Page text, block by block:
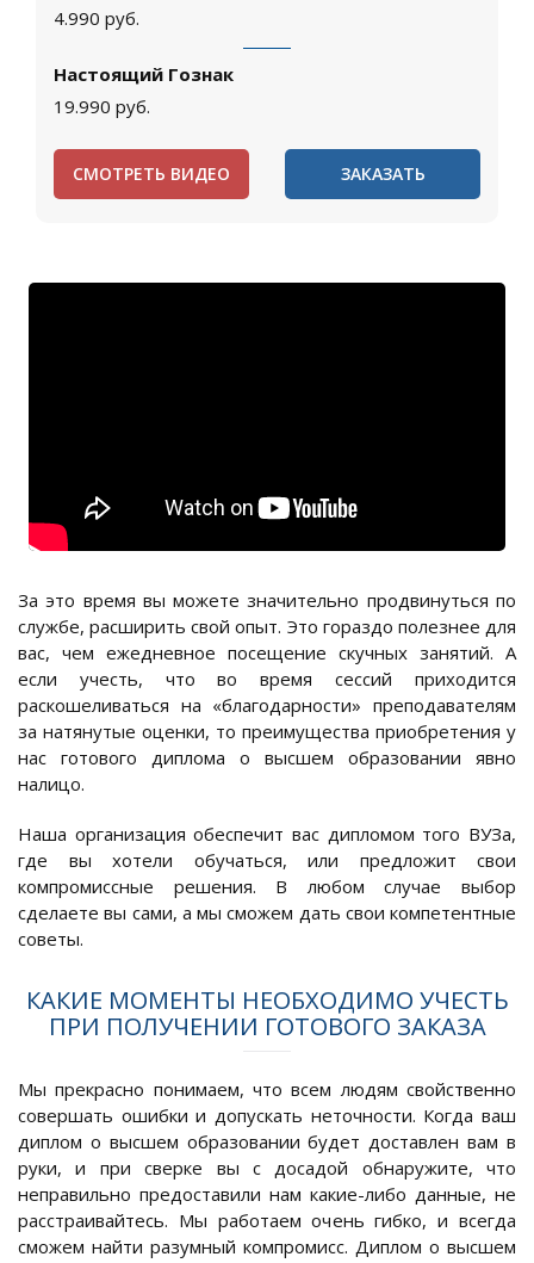
4.990 руб.
Настоящий Гознак
19.990 руб.
СМОТРЕТЬ ВИДЕО ЗАКАЗАТЬ
За это время вы можете значительно продвинуться по
службе, расширить свой опыт. Это гораздо полезнее для
вас, чем ежедневное посещение скучных занятий. А
если учесть, что во время сессий приходится
раскошеливаться на «благодарности» преподавателям
за натянутые оценки, то преимущества приобретения у
нас готового диплома о высшем образовании явно
налицо.
Наша организация обеспечит вас дипломом того ВУЗа,
где вы хотели обучаться, или предложит свои
компромиссные решения. В любом случае выбор
сделаете вы сами, а мы сможем дать свои компетентные
советы.
КАКИЕ МОМЕНТЫ НЕОБХОДИМО УЧЕСТЬ
ПРИ ПОЛУЧЕНИИ ГОТОВОГО ЗАКАЗА
Мы прекрасно понимаем, что всем людям свойственно
совершать ошибки и допускать неточности. Когда ваш
диплом о высшем образовании будет доставлен вам в
руки, и при сверке вы с досадой обнаружите, что
неправильно предоставили нам какие-либо данные, не
расстраивайтесь. Мы работаем очень гибко, и всегда
сможем найти разумный компромисс. Диплом о высшем